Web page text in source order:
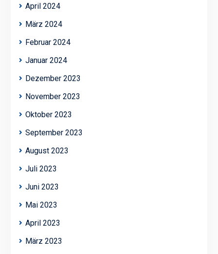
April 2024
März 2024
Februar 2024
Januar 2024
Dezember 2023
November 2023
Oktober 2023
September 2023
August 2023
Juli 2023
Juni 2023
Mai 2023
April 2023
März 2023